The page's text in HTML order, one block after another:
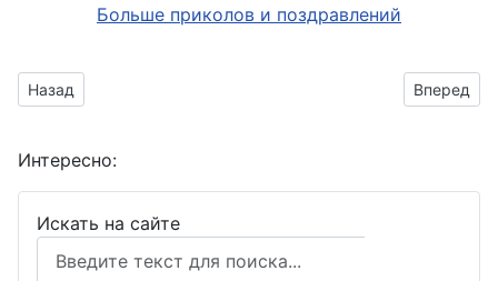
Больше приколов и поздравлений
Предыдущий материал: Финка с ножнами
Назад Вперед
Интересно:
Искать на сайте